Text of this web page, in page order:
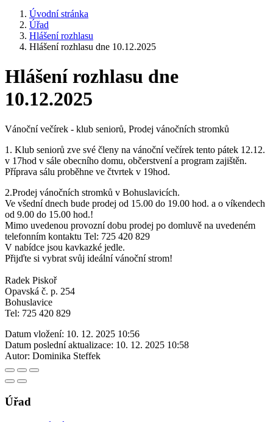
Úvodní stránka
Úřad
Hlášení rozhlasu
Hlášení rozhlasu dne 10.12.2025
Hlášení rozhlasu dne
10.12.2025
Vánoční večírek - klub seniorů, Prodej vánočních stromků
1. Klub seniorů zve své členy na vánoční večírek tento pátek 12.12.
v 17hod v sále obecního domu, občerstvení a program zajištěn.
Příprava sálu proběhne ve čtvrtek v 19hod.
2.Prodej vánočních stromků v Bohuslavicích.
Ve všední dnech bude prodej od 15.00 do 19.00 hod. a o víkendech
od 9.00 do 15.00 hod.!
Mimo uvedenou provozní dobu prodej po domluvě na uvedeném
telefonním kontaktu Tel: 725 420 829
V nabídce jsou kavkazké jedle.
Přijďte si vybrat svůj ideální vánoční strom!
Radek Piskoř
Opavská č. p. 254
Bohuslavice
Tel: 725 420 829
Datum vložení: 10. 12. 2025 10:56
Datum poslední aktualizace: 10. 12. 2025 10:58
Autor: Dominika Steffek
Úřad